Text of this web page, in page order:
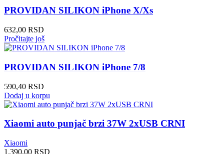
PROVIDAN SILIKON iPhone X/Xs
632,00 RSD
Pročitajte još
PROVIDAN SILIKON iPhone 7/8
590,40 RSD
Dodaj u korpu
Xiaomi auto punjač brzi 37W 2xUSB CRNI
Xiaomi
1.390,00 RSD